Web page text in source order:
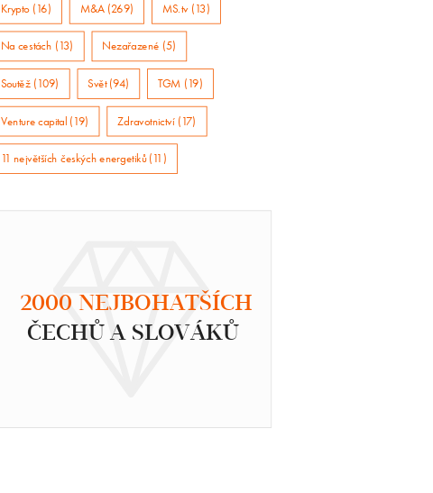
Krypto (16) M&A (269) MS.tv (13)
Na cestách (13) Nezařazené (5)
Soutěž (109) Svět (94) TGM (19)
Venture capital (19) Zdravotnictví (17)
11 největších českých energetiků (11)
2000 NEJBOHATŠÍCH
ČECHŮ A SLOVÁKŮ